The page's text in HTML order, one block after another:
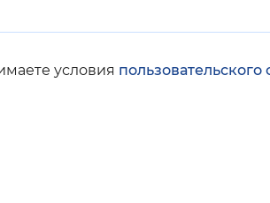
условия пользовательского